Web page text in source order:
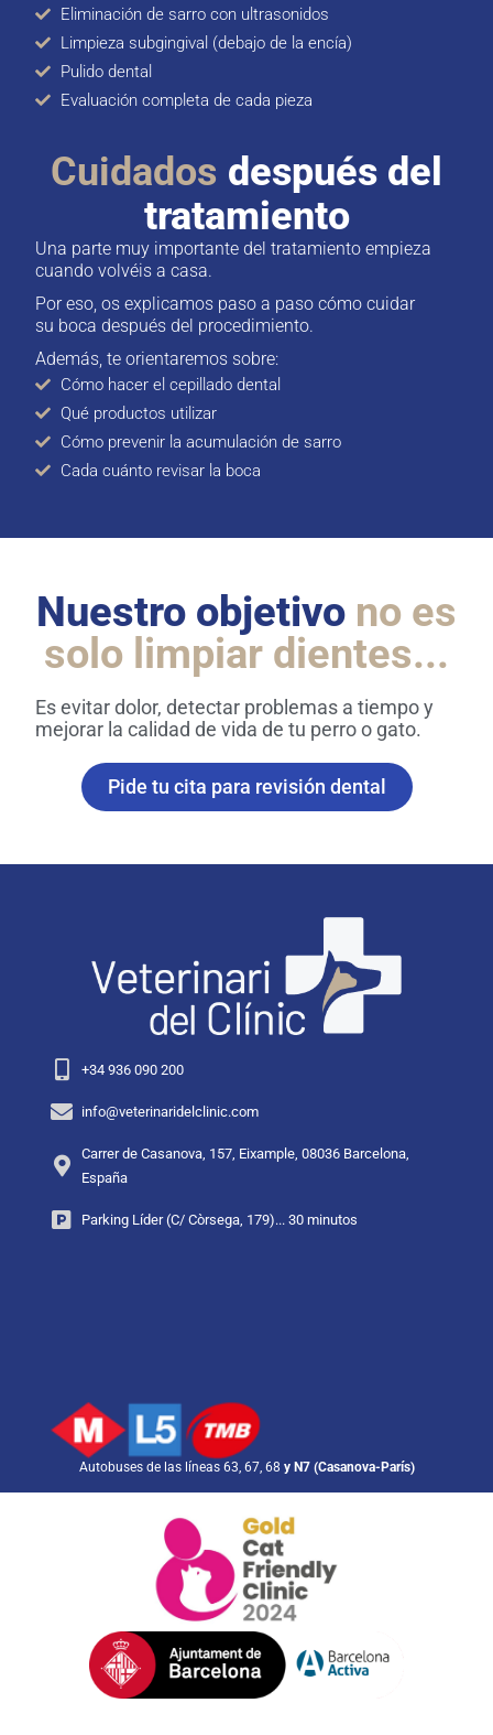
Eliminación de sarro con ultrasonidos
Limpieza subgingival (debajo de la encía)
Pulido dental
Evaluación completa de cada pieza
Cuidados después del
tratamiento
Una parte muy importante del tratamiento empieza
cuando volvéis a casa.
Por eso, os explicamos paso a paso cómo cuidar
su boca después del procedimiento.
Además, te orientaremos sobre:
Cómo hacer el cepillado dental
Qué productos utilizar
Cómo prevenir la acumulación de sarro
Cada cuánto revisar la boca
Nuestro objetivo no es
solo limpiar dientes...
Es evitar dolor, detectar problemas a tiempo y
mejorar la calidad de vida de tu perro o gato.
Pide tu cita para revisión dental
+34 936 090 200
info@veterinaridelclinic.com
Carrer de Casanova, 157, Eixample, 08036 Barcelona,
España
Parking Líder (C/ Còrsega, 179)... 30 minutos
Autobuses de las líneas 63, 67, 68 y N7 (Casanova-París)